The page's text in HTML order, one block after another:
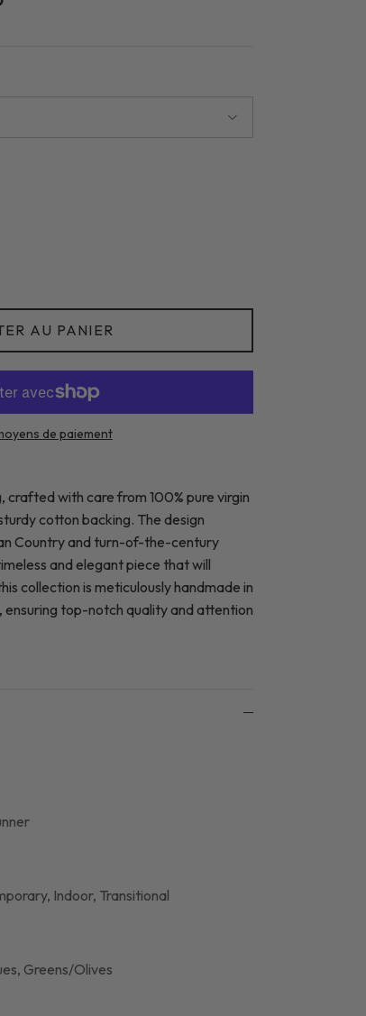
AU PANIER
de paiement
crafted with care from 100% pure virgin
cotton backing. The design
Country and turn-of-the-century
and elegant piece that will
collection is meticulously handmade in
ensuring top-notch quality and attention
Indoor, Transitional
Greens/Olives